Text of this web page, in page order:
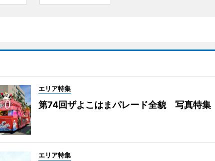
エリア特集
第74回ザよこはまパレード全貌 写真特集
エリア特集